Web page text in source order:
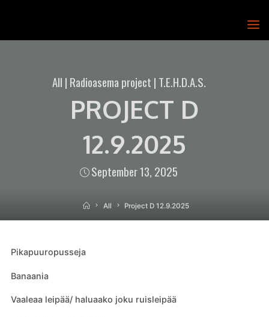
All | Radioasema project | T.E.H.D.A.S.
PROJECT D
12.9.2025
September 13, 2025
Home
All Project D 12.9.2025
Pikapuuropusseja
Banaania
Vaaleaa leipää/ haluaako joku ruisleipää